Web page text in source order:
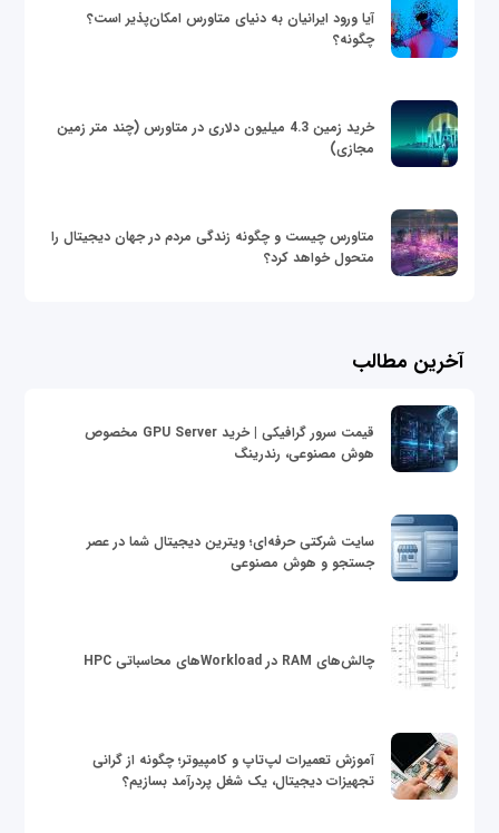
آیا ورود ایرانیان به دنیای متاورس امکان‌پذیر است؟
چگونه؟
خرید زمین 4.3 میلیون دلاری در متاورس (چند متر زمین
مجازی)
متاورس چیست و چگونه زندگی مردم در جهان دیجیتال را
متحول خواهد کرد؟
آخرین مطالب
قیمت سرور گرافیکی | خرید GPU Server مخصوص
هوش مصنوعی، رندرینگ
سایت شرکتی حرفه‌ای؛ ویترین دیجیتال شما در عصر
جستجو و هوش مصنوعی
چالش‌های RAM در Workloadهای محاسباتی HPC
آموزش تعمیرات لپ‌تاپ و کامپیوتر؛ چگونه از گرانی
تجهیزات دیجیتال، یک شغل پردرآمد بسازیم؟